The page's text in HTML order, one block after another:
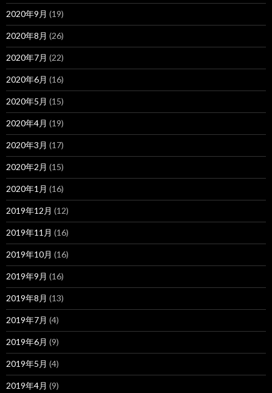
2020年9月 (19)
2020年8月 (26)
2020年7月 (22)
2020年6月 (16)
2020年5月 (15)
2020年4月 (19)
2020年3月 (17)
2020年2月 (15)
2020年1月 (16)
2019年12月 (12)
2019年11月 (16)
2019年10月 (16)
2019年9月 (16)
2019年8月 (13)
2019年7月 (4)
2019年6月 (9)
2019年5月 (4)
2019年4月 (9)